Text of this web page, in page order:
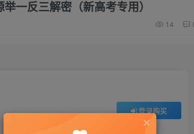
一反三解密（新高考专用）
14
登录购买